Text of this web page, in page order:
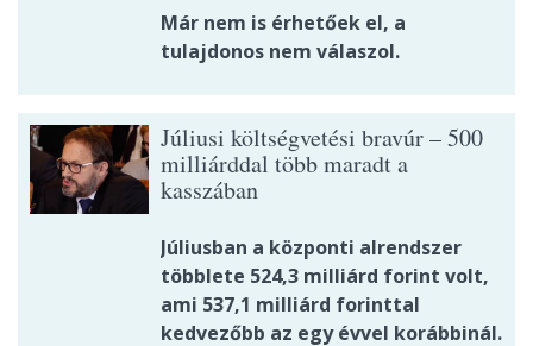
Már nem is érhetőek el, a
tulajdonos nem válaszol.
Júliusi költségvetési bravúr – 500
milliárddal több maradt a
kasszában
Júliusban a központi alrendszer
többlete 524,3 milliárd forint volt,
ami 537,1 milliárd forinttal
kedvezőbb az egy évvel korábbinál.